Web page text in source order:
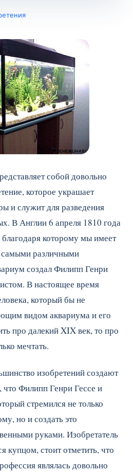
собой довольно
которое украшает
и служит для разведения
В Англии 6 апреля 1810 года
благодаря которому мы имеет
различными
создал Филипп Генри
В настоящее время
который бы не
видом аквариума и его
про далекий XIX век, то про
мечтать.
изобретений создают
Филипп Генри Гессе и
стремился не только
но и создать это
руками. Изобретатель
купцом, стоит отметить, что
являлась довольно